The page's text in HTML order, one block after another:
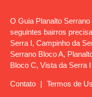
O Guia Planalto
seguintes bairros
Serra I, Campinho da
Serrano Bloco A,
Bloco C, Vista da Serra
Contato | Termos de